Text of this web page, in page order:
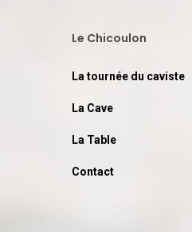
Le Chicoulon
La tournée du caviste
La Cave
La Table
Contact